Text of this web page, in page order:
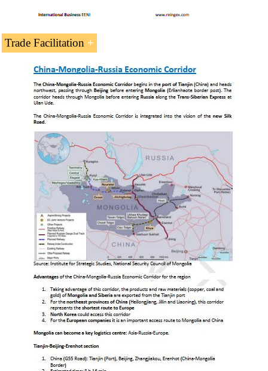
United Nations
Conference on Trade and Development
(UNCTAD)
International Trade Centre
World Intellectual Property Organization
(WIPO)
World Bank
International Monetary Fund
Trade Facilitation
Trade Facilitation.
World Trade Organization (WTO)
Agreement on Trade in Services (GATS)
Trade Facilitation Agreement
Agreement on Sanitary Measures
Agreement on Technical Barriers to Trade
Agreement on Preshipment Inspection